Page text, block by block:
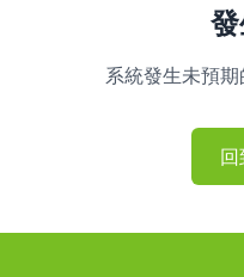
系統發生未預期